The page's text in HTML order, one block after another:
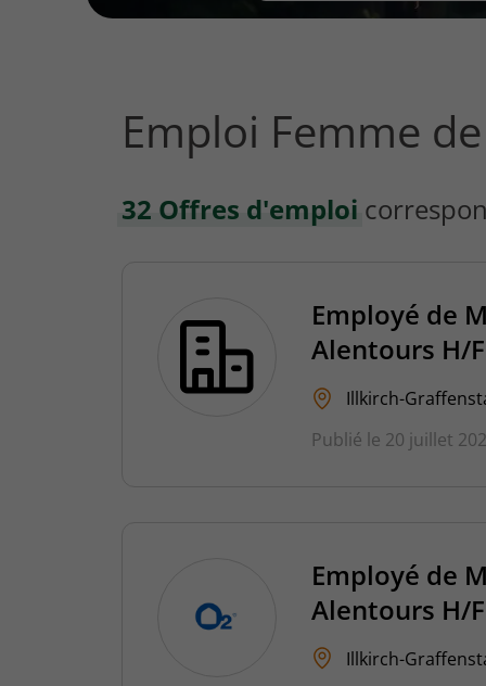
vous
Emploi Femme
32 Offres d'emploi
Employé de
Alentours H/F
Illkirch-
Publié le 20 juillet
Employé de
Alentours H/F
Illkirch-